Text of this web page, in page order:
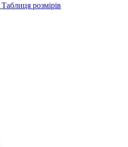
Таблиця розмірів